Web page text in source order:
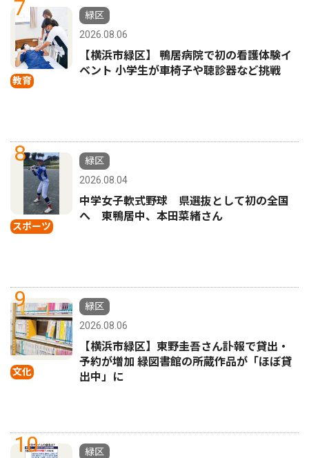
7
教育
緑区
2026.08.06
【横浜市緑区】 鴨居病院で初の看護体験イ
ベント 小学生が車椅子や聴診器など挑戦
8
スポーツ
緑区
2026.08.04
中学女子軟式野球 県選抜として初の全国
へ 東鴨居中、本田菜緒さん
9
文化
緑区
2026.08.06
【横浜市緑区】東野圭吾さん訃報で貸出・
予約が増加 緑図書館の所蔵作品が「ほぼ貸
出中」に
10
緑区